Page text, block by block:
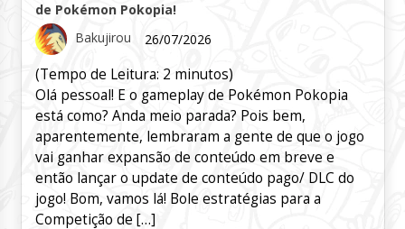
de Pokémon Pokopia!
Bakujirou
26/07/2026
(Tempo de Leitura: 2 minutos)
Olá pessoal! E o gameplay de Pokémon Pokopia
está como? Anda meio parada? Pois bem,
aparentemente, lembraram a gente de que o jogo
vai ganhar expansão de conteúdo em breve e
então lançar o update de conteúdo pago/ DLC do
jogo! Bom, vamos lá! Bole estratégias para a
Competição de […]